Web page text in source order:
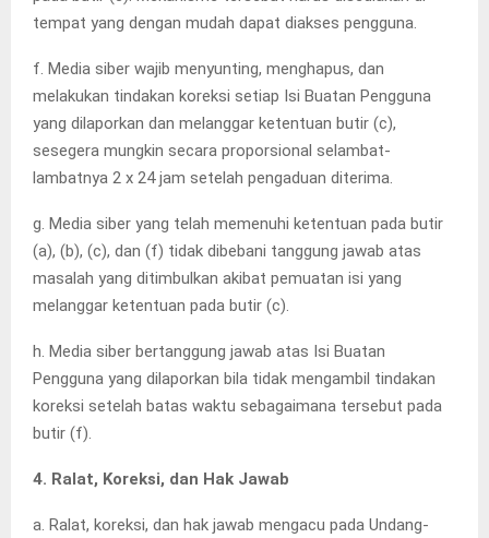
tempat yang dengan mudah dapat diakses pengguna.
f. Media siber wajib menyunting, menghapus, dan
melakukan tindakan koreksi setiap Isi Buatan Pengguna
yang dilaporkan dan melanggar ketentuan butir (c),
sesegera mungkin secara proporsional selambat-
lambatnya 2 x 24 jam setelah pengaduan diterima.
g. Media siber yang telah memenuhi ketentuan pada butir
(a), (b), (c), dan (f) tidak dibebani tanggung jawab atas
masalah yang ditimbulkan akibat pemuatan isi yang
melanggar ketentuan pada butir (c).
h. Media siber bertanggung jawab atas Isi Buatan
Pengguna yang dilaporkan bila tidak mengambil tindakan
koreksi setelah batas waktu sebagaimana tersebut pada
butir (f).
4. Ralat, Koreksi, dan Hak Jawab
a. Ralat, koreksi, dan hak jawab mengacu pada Undang-